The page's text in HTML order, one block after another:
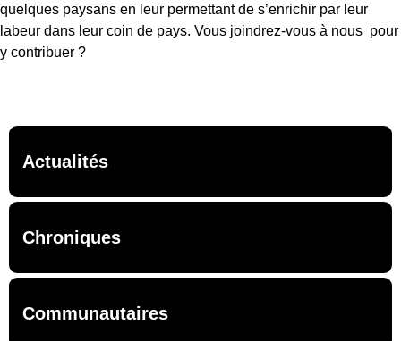
quelques paysans en leur permettant de s’enrichir par leur
labeur dans leur coin de pays. Vous joindrez-vous à nous pour
y contribuer ?
Actualités
Chroniques
Communautaires